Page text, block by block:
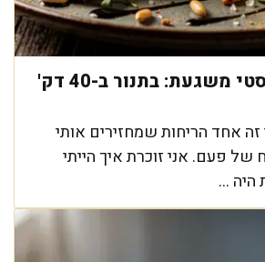
דלורית אנטיפסטי משגעת: בתנור ב-40 דק'
זה אחד הריחות שמחזירים אותי
פעם. אני זוכרת איך הייתי
היה ...